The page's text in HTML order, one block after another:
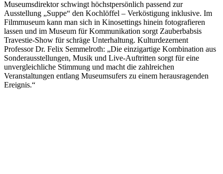
Museumsdirektor schwingt höchstpersönlich passend zur
Ausstellung „Suppe“ den Kochlöffel – Verköstigung inklusive. Im
Filmmuseum kann man sich in Kinosettings hinein fotografieren
lassen und im Museum für Kommunikation sorgt Zauberbabsis
Travestie-Show für schräge Unterhaltung. Kulturdezernent
Professor Dr. Felix Semmelroth: „Die einzigartige Kombination aus
Sonderausstellungen, Musik und Live-Auftritten sorgt für eine
unvergleichliche Stimmung und macht die zahlreichen
Veranstaltungen entlang Museumsufers zu einem herausragenden
Ereignis.“